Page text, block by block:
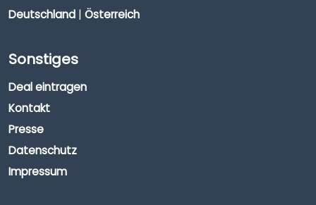
Deutschland | Österreich
Sonstiges
Deal eintragen
Kontakt
Presse
Datenschutz
Impressum